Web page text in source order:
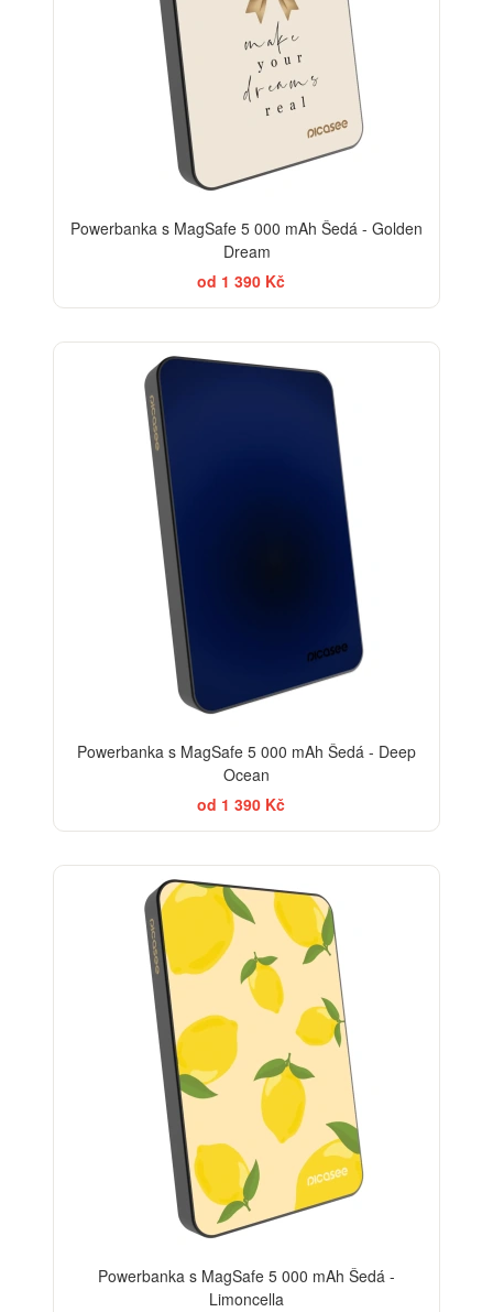
Powerbanka s MagSafe 5 000 mAh Šedá - Golden
Dream
od 1 390 Kč
Powerbanka s MagSafe 5 000 mAh Šedá - Deep
Ocean
od 1 390 Kč
Powerbanka s MagSafe 5 000 mAh Šedá -
Limoncella